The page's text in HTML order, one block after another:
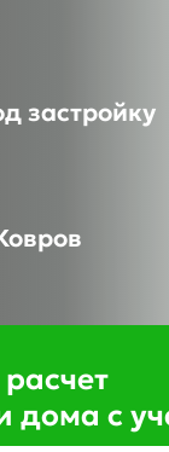
застройку
дома с